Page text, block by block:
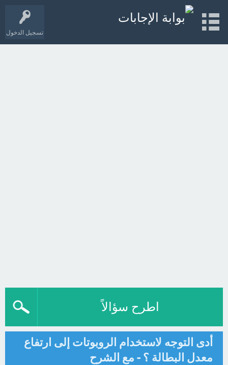
تسجيل الدخول
اطرح سؤالاً
أدى التوجه لاستخدام الروبوتات إلى ارتفاع
معدل البطالة ؟ - مع الشرح